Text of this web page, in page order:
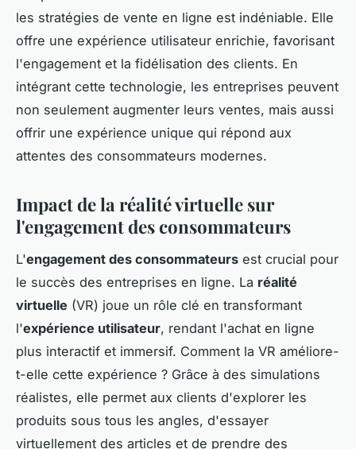
les stratégies de vente en ligne est indéniable. Elle
offre une expérience utilisateur enrichie, favorisant
l'engagement et la fidélisation des clients. En
intégrant cette technologie, les entreprises peuvent
non seulement augmenter leurs ventes, mais aussi
offrir une expérience unique qui répond aux
attentes des consommateurs modernes.
Impact de la réalité virtuelle sur
l'engagement des consommateurs
L'engagement des consommateurs est crucial pour
le succès des entreprises en ligne. La réalité
virtuelle (VR) joue un rôle clé en transformant
l'expérience utilisateur, rendant l'achat en ligne
plus interactif et immersif. Comment la VR améliore-
t-elle cette expérience ? Grâce à des simulations
réalistes, elle permet aux clients d'explorer les
produits sous tous les angles, d'essayer
virtuellement des articles et de prendre des